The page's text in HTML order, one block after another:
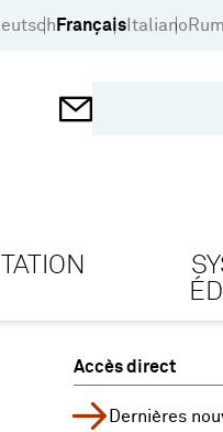
Français Italiano
Accès direct
Dernières